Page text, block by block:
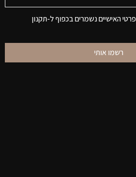
האישיים נשמרים בכפוף ל-תקנון
רשמו אותי